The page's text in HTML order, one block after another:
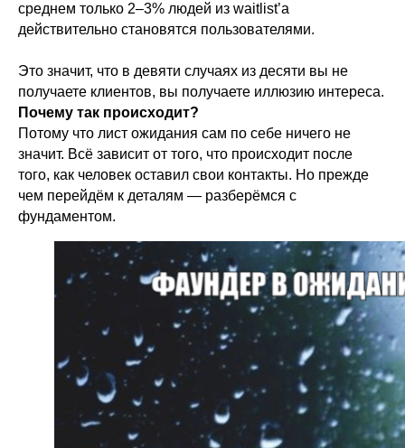
среднем только 2–3% людей из waitlist’a
действительно становятся пользователями.
Это значит, что в девяти случаях из десяти вы не
получаете клиентов, вы получаете иллюзию интереса.
Почему так происходит?
Потому что лист ожидания сам по себе ничего не
значит. Всё зависит от того, что происходит после
того, как человек оставил свои контакты. Но прежде
чем перейдём к деталям — разберёмся с
фундаментом.